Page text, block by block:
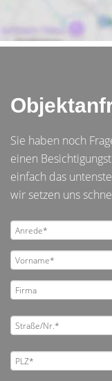
Sie haben noch
einen
einfach das
wir setzen uns